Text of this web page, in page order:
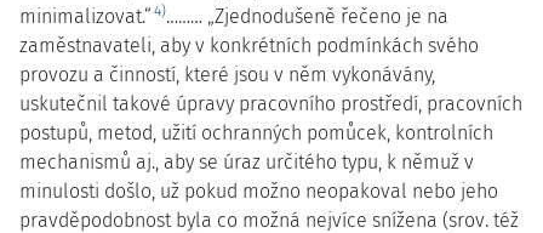
minimalizovat.“ 4)……… „Zjednodušeně řečeno je na
zaměstnavateli, aby v konkrétních podmínkách svého
provozu a činností, které jsou v něm vykonávány,
uskutečnil takové úpravy pracovního prostředí, pracovních
postupů, metod, užití ochranných pomůcek, kontrolních
mechanismů aj., aby se úraz určitého typu, k němuž v
minulosti došlo, už pokud možno neopakoval nebo jeho
pravděpodobnost byla co možná nejvíce snížena (srov. též